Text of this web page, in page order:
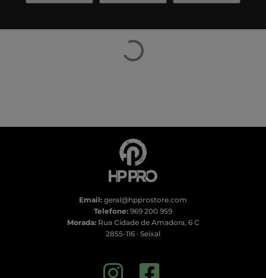
Email: geral@hpprostore.com
Telefone: 969 200 959
Morada:Rua Cidade de Amadora, 6 C
2855-116 · Seixal